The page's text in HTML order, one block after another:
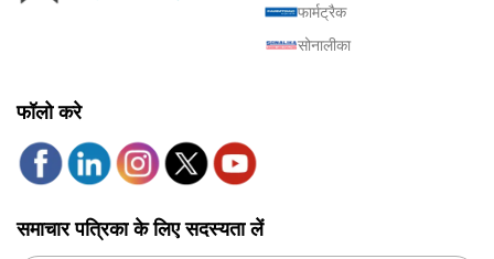
फार्मट्रैक
सोनालीका
फॉलो करे
समाचार पत्रिका के लिए सदस्यता लें